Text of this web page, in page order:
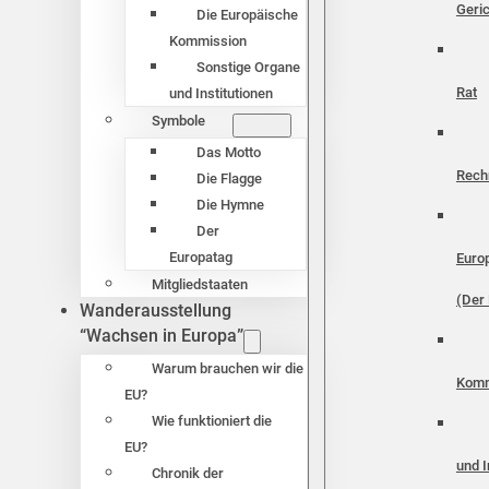
Die Europäische
Kommission
Sonstige Organe
und Institutionen
Symbole
Das Motto
Die Flagge
Die Hymne
Der
Europatag
Mitgliedstaaten
Wanderausstellung
“Wachsen in Europa”
Warum brauchen wir die
EU?
Wie funktioniert die
EU?
Chronik der
Rat
(Der
und